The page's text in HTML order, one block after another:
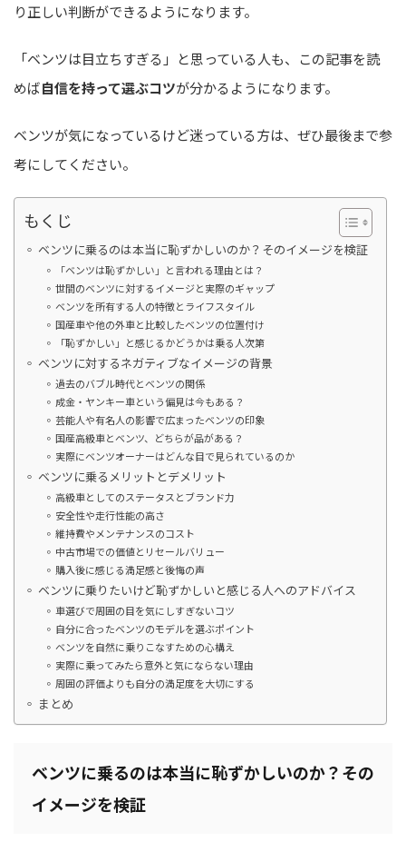
り正しい判断ができるようになります。
「ベンツは目立ちすぎる」と思っている人も、この記事を読
めば自信を持って選ぶコツが分かるようになります。
ベンツが気になっているけど迷っている方は、ぜひ最後まで参
考にしてください。
もくじ
ベンツに乗るのは本当に恥ずかしいのか？そのイメージを検証
「ベンツは恥ずかしい」と言われる理由とは？
世間のベンツに対するイメージと実際のギャップ
ベンツを所有する人の特徴とライフスタイル
国産車や他の外車と比較したベンツの位置付け
「恥ずかしい」と感じるかどうかは乗る人次第
ベンツに対するネガティブなイメージの背景
過去のバブル時代とベンツの関係
成金・ヤンキー車という偏見は今もある？
芸能人や有名人の影響で広まったベンツの印象
国産高級車とベンツ、どちらが品がある？
実際にベンツオーナーはどんな目で見られているのか
ベンツに乗るメリットとデメリット
高級車としてのステータスとブランド力
安全性や走行性能の高さ
維持費やメンテナンスのコスト
中古市場での価値とリセールバリュー
購入後に感じる満足感と後悔の声
ベンツに乗りたいけど恥ずかしいと感じる人へのアドバイス
車選びで周囲の目を気にしすぎないコツ
自分に合ったベンツのモデルを選ぶポイント
ベンツを自然に乗りこなすための心構え
実際に乗ってみたら意外と気にならない理由
周囲の評価よりも自分の満足度を大切にする
まとめ
ベンツに乗るのは本当に恥ずかしいのか？その
イメージを検証